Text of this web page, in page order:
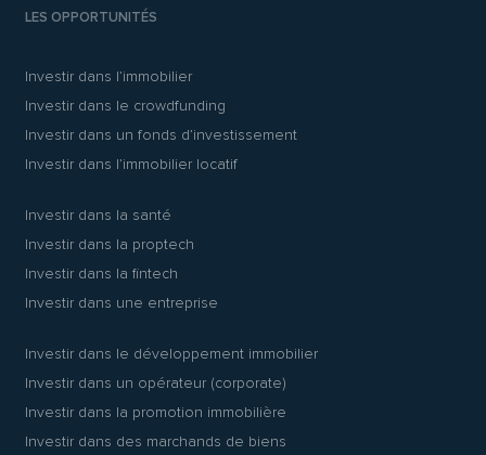
LES OPPORTUNITÉS
Investir dans l’immobilier
Investir dans le crowdfunding
Investir dans un fonds d’investissement
Investir dans l’immobilier locatif
Investir dans la santé
Investir dans la proptech
Investir dans la fintech
Investir dans une entreprise
Investir dans le développement immobilier
Investir dans un opérateur (corporate)
Investir dans la promotion immobilière
Investir dans des marchands de biens